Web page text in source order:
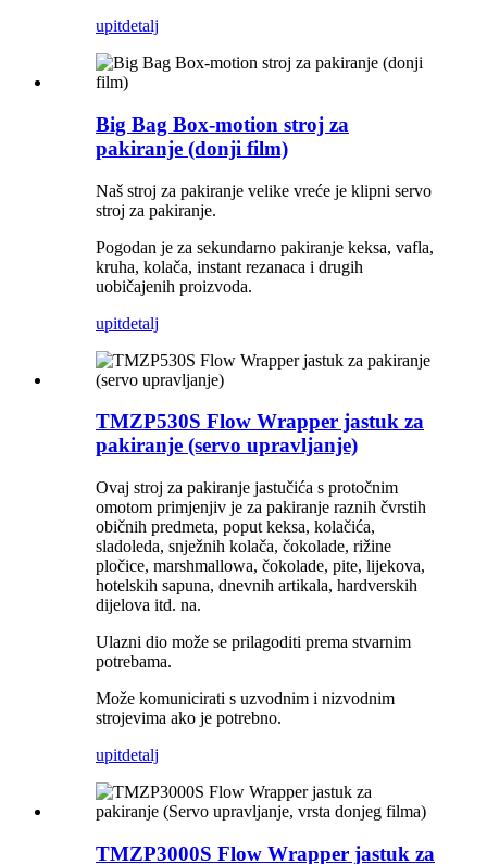
upitdetalj
Big Bag Box-motion stroj za
pakiranje (donji film)
Naš stroj za pakiranje velike vreće je klipni servo
stroj za pakiranje.
Pogodan je za sekundarno pakiranje keksa, vafla,
kruha, kolača, instant rezanaca i drugih
uobičajenih proizvoda.
upitdetalj
TMZP530S Flow Wrapper jastuk za
pakiranje (servo upravljanje)
Ovaj stroj za pakiranje jastučića s protočnim
omotom primjenjiv je za pakiranje raznih čvrstih
običnih predmeta, poput keksa, kolačića,
sladoleda, snježnih kolača, čokolade, rižine
pločice, marshmallowa, čokolade, pite, lijekova,
hotelskih sapuna, dnevnih artikala, hardverskih
dijelova itd. na.
Ulazni dio može se prilagoditi prema stvarnim
potrebama.
Može komunicirati s uzvodnim i nizvodnim
strojevima ako je potrebno.
upitdetalj
TMZP3000S Flow Wrapper jastuk za